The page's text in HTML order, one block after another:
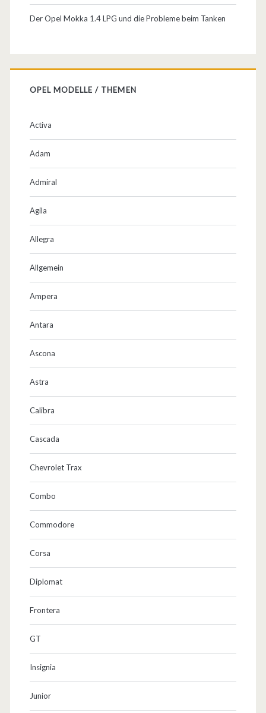
m
b
e
Der Opel Mokka 1.4 LPG und die Probleme beim Tanken
OPEL MODELLE / THEMEN
Activa
Adam
Admiral
Agila
Allegra
Allgemein
Ampera
Antara
Ascona
Astra
Calibra
Cascada
Chevrolet Trax
Combo
Commodore
Corsa
Diplomat
Frontera
GT
Insignia
Junior